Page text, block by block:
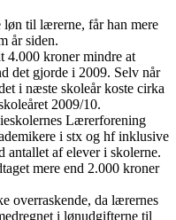
til lærerne, får han mere
år siden.
4.000 kroner mindre at
det gjorde i 2009. Selv når
i næste skoleår koste cirka
2009/10.
Lærerforening
i stx og hf inklusive
antallet af elever i skolerne.
mere end 2.000 kroner
overraskende, da lærernes
i lønudgifterne til